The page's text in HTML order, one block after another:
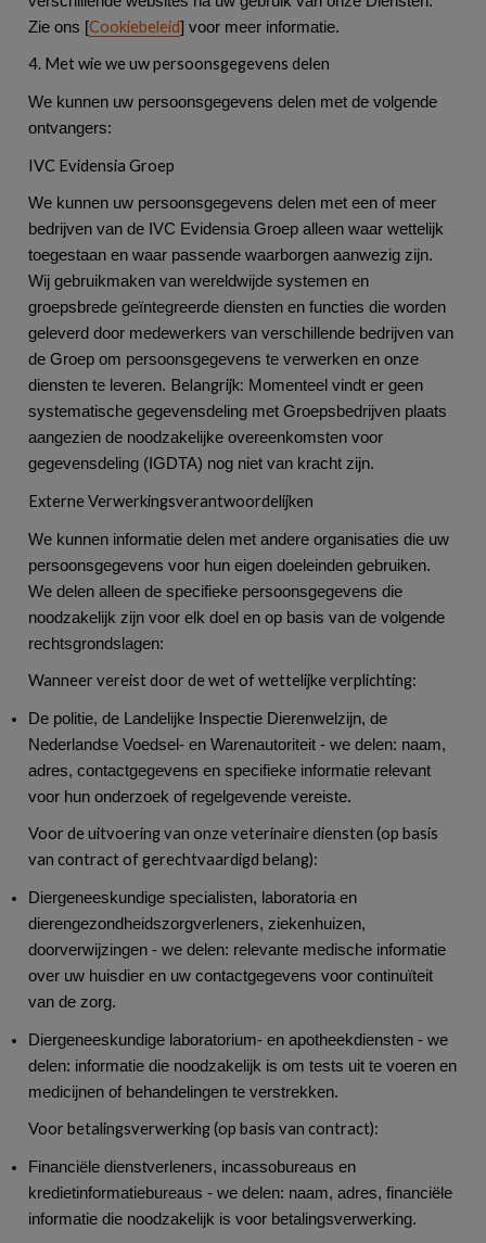
Zie ons [Cookiebeleid] voor meer informatie.
4. Met wie we uw persoonsgegevens delen
We kunnen uw persoonsgegevens delen met de volgende
ontvangers:
IVC Evidensia Groep
We kunnen uw persoonsgegevens delen met een of meer
bedrijven van de IVC Evidensia Groep alleen waar wettelijk
toegestaan en waar passende waarborgen aanwezig zijn.
Wij gebruikmaken van wereldwijde systemen en
groepsbrede geïntegreerde diensten en functies die worden
geleverd door medewerkers van verschillende bedrijven van
de Groep om persoonsgegevens te verwerken en onze
diensten te leveren. Belangrijk: Momenteel vindt er geen
systematische gegevensdeling met Groepsbedrijven plaats
aangezien de noodzakelijke overeenkomsten voor
gegevensdeling (IGDTA) nog niet van kracht zijn.
Externe Verwerkingsverantwoordelijken
We kunnen informatie delen met andere organisaties die uw
persoonsgegevens voor hun eigen doeleinden gebruiken.
We delen alleen de specifieke persoonsgegevens die
noodzakelijk zijn voor elk doel en op basis van de volgende
rechtsgrondslagen:
Wanneer vereist door de wet of wettelijke verplichting:
De politie, de Landelijke Inspectie Dierenwelzijn, de
Nederlandse Voedsel- en Warenautoriteit - we delen: naam,
adres, contactgegevens en specifieke informatie relevant
voor hun onderzoek of regelgevende vereiste.
Voor de uitvoering van onze veterinaire diensten (op basis
van contract of gerechtvaardigd belang):
Diergeneeskundige specialisten, laboratoria en
dierengezondheidszorgverleners, ziekenhuizen,
doorverwijzingen - we delen: relevante medische informatie
over uw huisdier en uw contactgegevens voor continuïteit
van de zorg.
Diergeneeskundige laboratorium- en apotheekdiensten - we
delen: informatie die noodzakelijk is om tests uit te voeren en
medicijnen of behandelingen te verstrekken.
Voor betalingsverwerking (op basis van contract):
Financiële dienstverleners, incassobureaus en
kredietinformatiebureaus - we delen: naam, adres, financiële
informatie die noodzakelijk is voor betalingsverwerking.